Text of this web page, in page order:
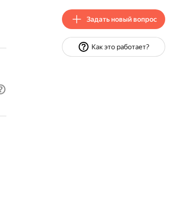
Задать новый вопрос
Как это работает?